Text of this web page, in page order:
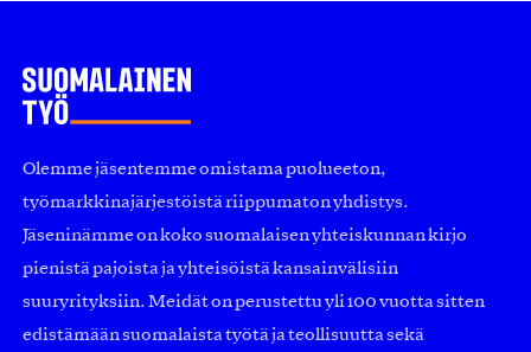
Olemme jäsentemme omistama puolueeton,
työmarkkinajärjestöistä riippumaton yhdistys.
Jäseninämme on koko suomalaisen yhteiskunnan kirjo
pienistä pajoista ja yhteisöistä kansainvälisiin
suuryrityksiin. Meidät on perustettu yli 100 vuotta sitten
edistämään suomalaista työtä ja teollisuutta sekä